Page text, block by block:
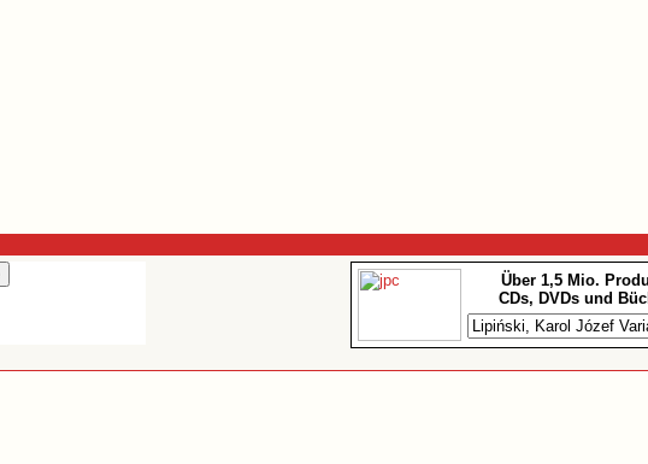
Über 1,5 Mio.
CDs, DVDs und